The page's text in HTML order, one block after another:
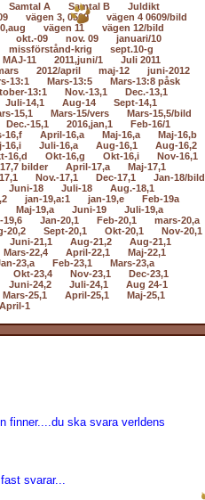
Samtal A Samtal B
Juldikt
vägen 3, 0509
vägen 4 0609/bild
vägen 11
vägen 12/bild
okt.-09 nov. 09
januari/10
missförstånd-krig
sept.10-g
MAJ-11 2011,juni/1
Juli 2011
2012/april maj-12
juni-2012
13:1 Mars-13:5
Mars-13:8 påsk
13:1 Nov.-13,1
Dec.-13,1
Juli-14,1 Aug-14
Sept-14,1
15,1 Mars-15/vers
Mars-15,5/bild
Dec.-15,1 2016,jan,1
Feb-16/1
16,f April-16,a Maj-16,a
Maj-16,b
16,i Juli-16,a Aug-16,1
Aug-16,2
16,d Okt-16,g Okt-16,i
Nov-16,1
bilder April-17,a
Maj-17,1
Nov.-17,1 Dec-17,1
Jan-18/bild
Juni-18 Juli-18
Aug.-18,1
jan-19,a:1 jan-19,e
Feb-19a
Maj-19,a Juni-19
Juli-19,a
19,6 Jan-20,1 Feb-20,1
mars-20,a
20,2 Sept-20,1 Okt-20,1
Nov-20,1
Juni-21,1 Aug-21,2
Aug-21,1
Mars-22,4 April-22,1
Maj-22,1
23,a Feb-23,1
Mars-23,a
Okt-23,4 Nov-23,1
Dec-23,1
Juni-24,2 Juli-24,1
Aug 24-1
Mars-25,1 April-25,1
Maj-25,1
April-1
finner....du ska svara verldens
svarar...